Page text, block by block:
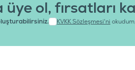
ol, fırsatları
KVKK Sözleşmesi'ni